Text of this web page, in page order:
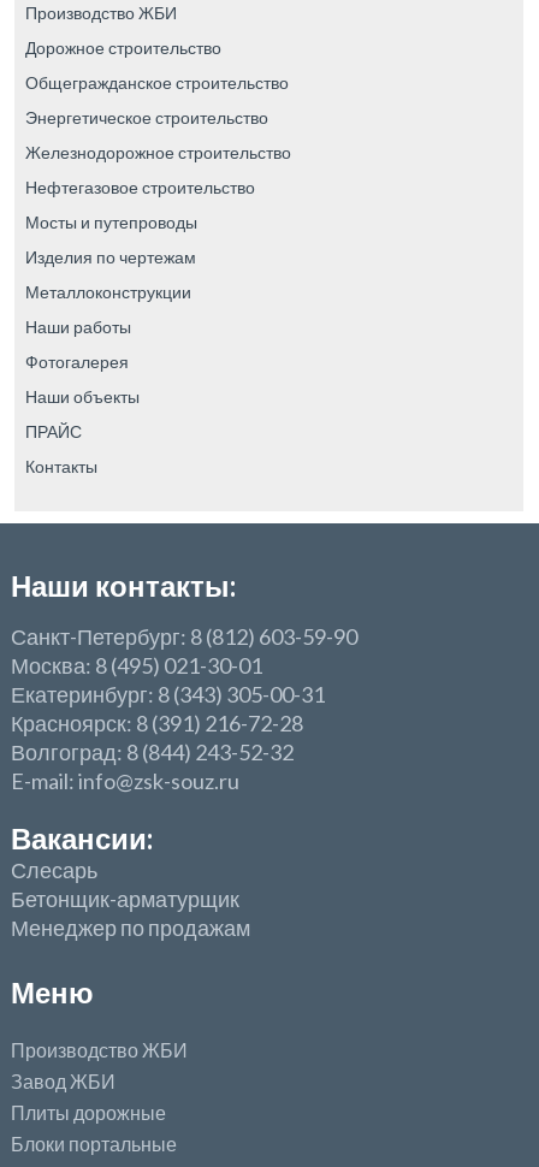
Производство ЖБИ
Дорожное строительство
Общегражданское строительство
Энергетическое строительство
Железнодорожное строительство
Нефтегазовое строительство
Мосты и путепроводы
Изделия по чертежам
Металлоконструкции
Наши работы
Фотогалерея
Наши объекты
ПРАЙС
Контакты
Наши контакты:
Санкт-Петербург: 8 (812) 603-59-90
Москва: 8 (495) 021-30-01
Екатеринбург: 8 (343) 305-00-31
Красноярск: 8 (391) 216-72-28
Волгоград: 8 (844) 243-52-32
E-mail: info@zsk-souz.ru
Вакансии:
Слесарь
Бетонщик-арматурщик
Менеджер по продажам
Меню
Производство ЖБИ
Завод ЖБИ
Плиты дорожные
Блоки портальные